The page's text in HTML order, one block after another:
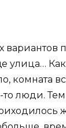
вариантов
улица…
комната
люди.